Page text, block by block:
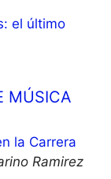
el último
MÚSICA
la Carrera
Ramirez